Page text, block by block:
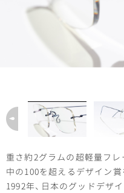
重さ約2グラムの超軽量フ
中の100を超えるデザイン
1992年、日本のグッドデザ